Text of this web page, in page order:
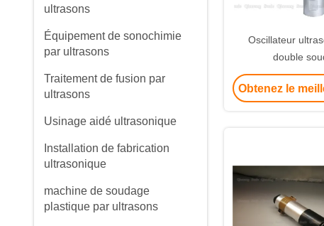
ultrasons
Équipement de sonochimie
par ultrasons
Traitement de fusion par
ultrasons
Usinage aidé ultrasonique
Installation de fabrication
ultrasonique
machine de soudage
plastique par ultrasons
Oscillateur
double
Obtenez le